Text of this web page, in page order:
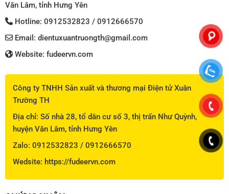
Văn Lâm, tỉnh Hưng Yên
Hotline: 0912532823 / 0912666570
Email: dientuxuantruongth@gmail.com
Website: fudeervn.com
Công ty TNHH Sản xuất và thương mại Điện tử Xuân
Trường TH
Địa chỉ: Số nhà 28, tổ dân cư số 3, thị trấn Như Quỳnh,
huyện Văn Lâm, tỉnh Hưng Yên
Zalo: 0912532823 / 0912666570
Wedsite: https://fudeervn.com